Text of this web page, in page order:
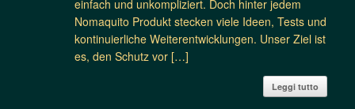
einfach und unkompliziert. Doch hinter jedem
Nomaquito Produkt stecken viele Ideen, Tests und
kontinuierliche Weiterentwicklungen. Unser Ziel ist
es, den Schutz vor […]
Leggi tutto